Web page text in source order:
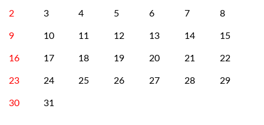
2 3 4 5 6 7 8
9 10 11 12 13 14 15
16 17 18 19 20 21 22
23 24 25 26 27 28 29
30 31